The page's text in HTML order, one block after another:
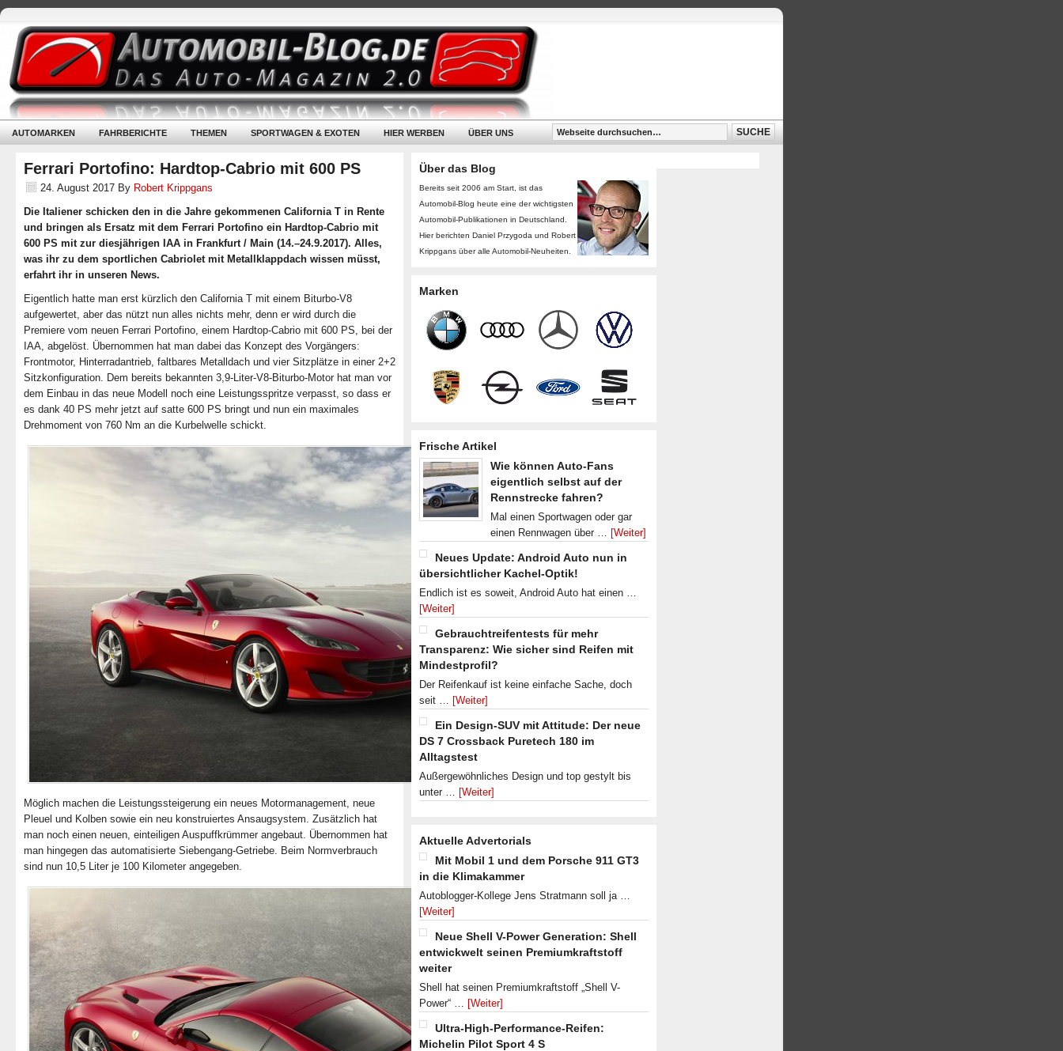
AUTOMARKEN FAHRBERICHTE THEMEN SPORTWAGEN & EXOTEN HIER WERBEN ÜBER UNS
Ferrari Portofino: Hardtop-Cabrio mit 600 PS
24. August 2017 By Robert Krippgans
Die Italiener schicken den in die Jahre gekommenen California T in Rente
und bringen als Ersatz mit dem Ferrari Portofino ein Hardtop-Cabrio mit
600 PS mit zur diesjährigen IAA in Frankfurt / Main (14.–24.9.2017). Alles,
was ihr zu dem sportlichen Cabriolet mit Metallklappdach wissen müsst,
erfahrt ihr in unseren News.
Eigentlich hatte man erst kürzlich den California T mit einem Biturbo-V8
aufgewertet, aber das nützt nun alles nichts mehr, denn er wird durch die
Premiere vom neuen Ferrari Portofino, einem Hardtop-Cabrio mit 600 PS, bei der
IAA, abgelöst. Übernommen hat man dabei das Konzept des Vorgängers:
Frontmotor, Hinterradantrieb, faltbares Metalldach und vier Sitzplätze in einer 2+2
Sitzkonfiguration. Dem bereits bekannten 3,9-Liter-V8-Biturbo-Motor hat man vor
dem Einbau in das neue Modell noch eine Leistungsspritze verpasst, so dass er
es dank 40 PS mehr jetzt auf satte 600 PS bringt und nun ein maximales
Drehmoment von 760 Nm an die Kurbelwelle schickt.
Möglich machen die Leistungssteigerung ein neues Motormanagement, neue
Pleuel und Kolben sowie ein neu konstruiertes Ansaugsystem. Zusätzlich hat
man noch einen neuen, einteiligen Auspuffkrümmer angebaut. Übernommen hat
man hingegen das automatisierte Siebengang-Getriebe. Beim Normverbrauch
sind nun 10,5 Liter je 100 Kilometer angegeben.
Über das Blog
Bereits seit 2006 am Start, ist das
Automobil-Blog heute eine der wichtigsten
Automobil-Publikationen in Deutschland.
Hier berichten Daniel Przygoda und Robert
Krippgans über alle Automobil-Neuheiten.
Marken
Frische Artikel
Wie können Auto-Fans
eigentlich selbst auf der
Rennstrecke fahren?
Mal einen Sportwagen oder gar
einen Rennwagen über … [Weiter]
Neues Update: Android Auto nun in
übersichtlicher Kachel-Optik!
Endlich ist es soweit, Android Auto hat einen …
[Weiter]
Gebrauchtreifentests für mehr
Transparenz: Wie sicher sind Reifen mit
Mindestprofil?
Der Reifenkauf ist keine einfache Sache, doch
seit … [Weiter]
Ein Design-SUV mit Attitude: Der neue
DS 7 Crossback Puretech 180 im
Alltagstest
Außergewöhnliches Design und top gestylt bis
unter … [Weiter]
Aktuelle Advertorials
Mit Mobil 1 und dem Porsche 911 GT3
in die Klimakammer
Autoblogger-Kollege Jens Stratmann soll ja …
[Weiter]
Neue Shell V-Power Generation: Shell
entwickwelt seinen Premiumkraftstoff
weiter
Shell hat seinen Premiumkraftstoff „Shell V-
Power“ … [Weiter]
Ultra-High-Performance-Reifen:
Michelin Pilot Sport 4 S